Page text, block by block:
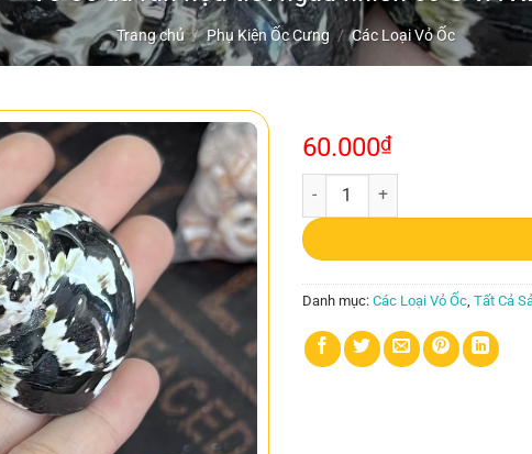
Trang chủ / Phụ Kiện Ốc Cưng / Các Loại Vỏ Ốc
60.000₫
Vỏ ốc da rắn họa tiết ngẫu nhiên
Danh mục: Các Loại Vỏ Ốc Tất Cả